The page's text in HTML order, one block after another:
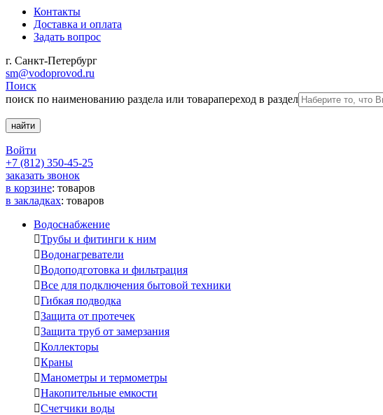
Контакты
Доставка и оплата
Задать вопрос
г. Санкт-Петербург
sm@vodoprovod.ru
Поиск
поиск по наименованию раздела или товарапереход в раздел
Войти
+7 (812) 350-45-25
заказать звонок
в корзине: товаров
в закладках: товаров
Водоснабжение
Трубы и фитинги к ним
Водонагреватели
Водоподготовка и фильтрация
Все для подключения бытовой техники
Гибкая подводка
Защита от протечек
Защита труб от замерзания
Коллекторы
Краны
Манометры и термометры
Накопительные емкости
Счетчики воды